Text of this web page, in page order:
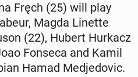
Fręch (25) will play
Magda Linette
(22), Hubert Hurkacz
Fonseca and Kamil
Hamad Med­je­dovic.